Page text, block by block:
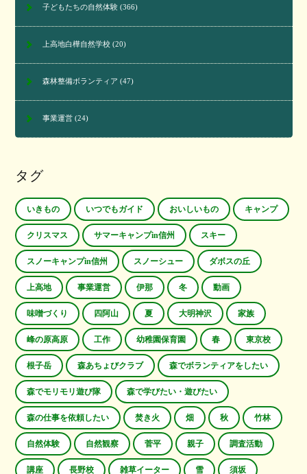
子どもたちの自然体験(366)
上高地白樺自然学校(20)
森林整備ボランティア (47)
事業運営(24)
タグ
いきもの いつでもガイド おいしいもの キャンプ
クリスマス サマーキャンプin信州 スキー
スノーキャンプin信州 スノーシュー ダボスの丘
上高地 事業運営 伊那 冬 動画
味噌づくり 四阿山 夏 大明神沢 家族
峰の原高原 工作 幼稚園保育園 春 東京校
根子岳 森あちょびクラブ 森でボランティアをしたい
森でモリモリ遊び隊 森で学びたい・遊びたい
森の仕事を依頼したい 焚き火 畑 秋 竹林
自然体験 自然観察 菅平 親子 調査活動
講座 長野校 雑草イーター 雪 須坂